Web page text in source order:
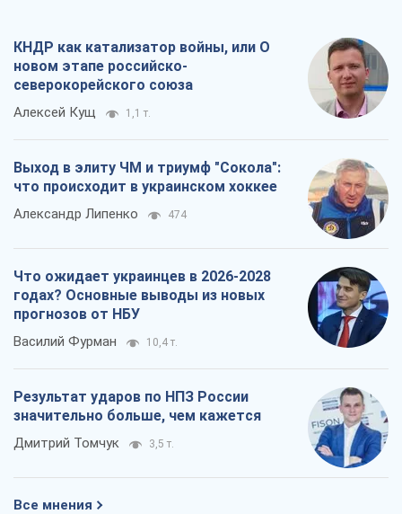
КНДР как катализатор войны, или О
новом этапе российско-
северокорейского союза
Алексей Кущ 1,1 т.
Выход в элиту ЧМ и триумф "Сокола":
что происходит в украинском хоккее
Александр Липенко 474
Что ожидает украинцев в 2026-2028
годах? Основные выводы из новых
прогнозов от НБУ
Василий Фурман 10,4 т.
Результат ударов по НПЗ России
значительно больше, чем кажется
Дмитрий Томчук 3,5 т.
Все мнения